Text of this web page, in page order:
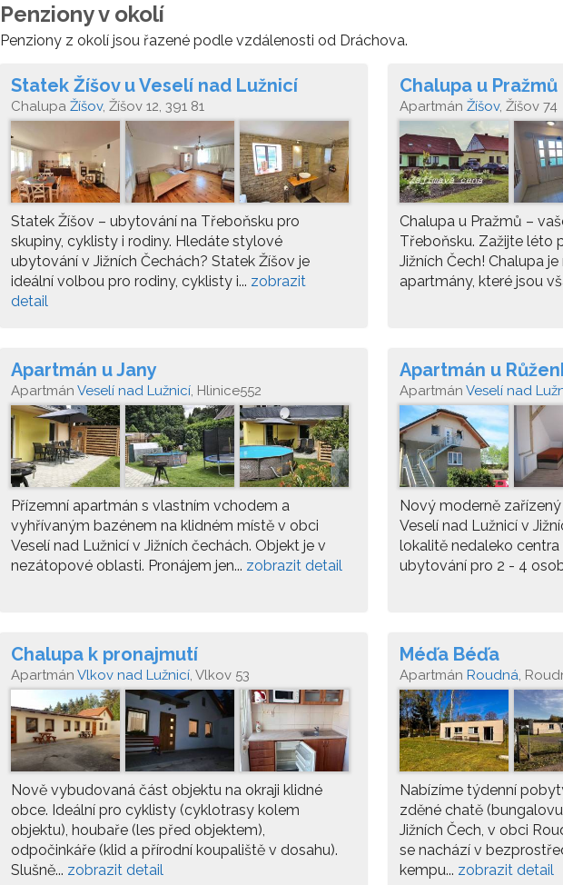
Penziony v okolí
Penziony z okolí jsou řazené podle vzdálenosti od Dráchova.
Statek Žíšov u Veselí nad Lužnicí
Chalupa Žíšov, Žíšov 12, 391 81
Statek Žíšov – ubytování na Třeboňsku pro
skupiny, cyklisty i rodiny. Hledáte stylové
ubytování v Jižních Čechách? Statek Žíšov je
ideální volbou pro rodiny, cyklisty i... zobrazit
detail
Chalupa u Pražmů
Apartmán Žíšov, Žíšov 74
Chalupa u Pražmů –
Třeboňsku. Zažijte léto
Jižních Čech! Chalupa
apartmány, které jsou
Apartmán u Jany
Apartmán Veselí nad Lužnicí, Hlinice552
Přízemní apartmán s vlastním vchodem a
vyhřívaným bazénem na klidném místě v obci
Veselí nad Lužnicí v Jižních čechách. Objekt je v
nezátopové oblasti. Pronájem jen... zobrazit detail
Apartmán u
Apartmán Veselí nad
Nový moderně
Veselí nad Lužnicí v
lokalitě nedaleko
ubytování pro 2 - 4
Chalupa k pronajmutí
Apartmán Vlkov nad Lužnicí, Vlkov 53
Nově vybudovaná část objektu na okraji klidné
obce. Ideální pro cyklisty (cyklotrasy kolem
objektu), houbaře (les před objektem),
odpočinkáře (klid a přírodní koupaliště v dosahu).
Slušně... zobrazit detail
Méďa Béďa
Apartmán Roudná,
Nabízíme týdenní
zděné chatě
Jižních Čech, v obci
se nachází v
kempu... zobrazit detail